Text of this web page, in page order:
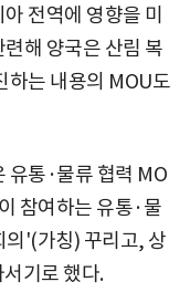
전역에 영향을 미
해 양국은 산림 복
하는 내용의 MOU도
유통·물류 협력 MO
참여하는 유통·물
의'(가칭) 꾸리고, 상
기로 했다.